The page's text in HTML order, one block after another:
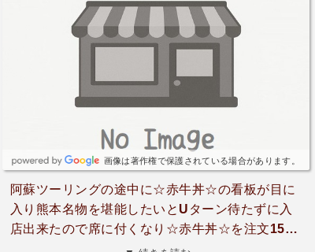
画像は著作権で保護されている場合があります。
阿蘇ツーリングの途中に☆赤牛丼☆の看板が目に
入り熊本名物を堪能したいとUターン待たずに入
店出来たので席に付くなり☆赤牛丼☆を注文15分
程で着丼〜〜〜🤩見るからに美味そう〜😆温玉を